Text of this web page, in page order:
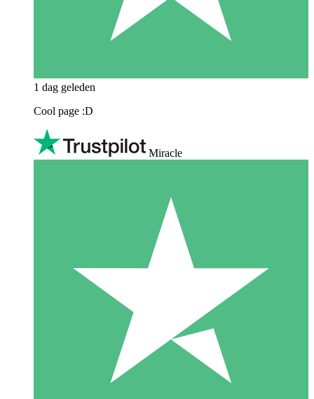
1 dag geleden
Cool page :D
Miracle